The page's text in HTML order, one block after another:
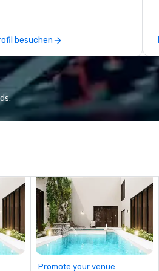
technique of churrasco –
art of roasting high-quality
of meat over an open flame,
expansive patio for al fresco
as well as semi-private and
rooms for meetings and
Differentiated menus are
delivery options.
besuchen
Promote your venue